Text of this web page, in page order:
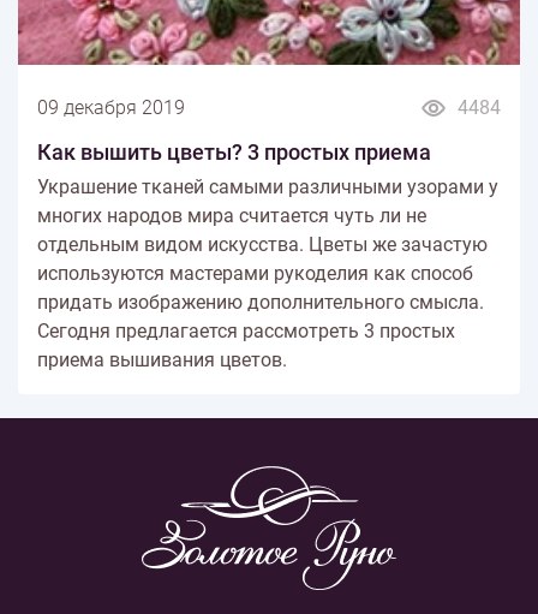
4484
09 декабря 2019
Как вышить цветы? 3 простых приема
Украшение тканей самыми различными узорами у
многих народов мира считается чуть ли не
отдельным видом искусства. Цветы же зачастую
используются мастерами рукоделия как способ
придать изображению дополнительного смысла.
Сегодня предлагается рассмотреть 3 простых
приема вышивания цветов.